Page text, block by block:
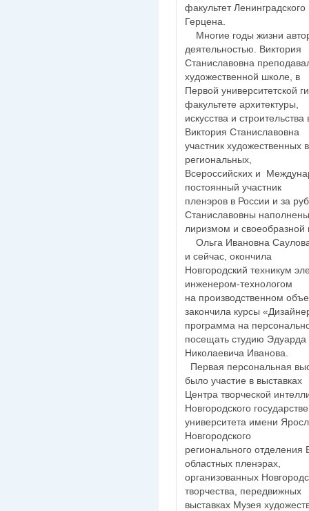
факультет
Герцена.
Многие годы жизни
деятельностью. Виктория
Станиславовна
художественной школе, в
Первой университетской
факультете архитектуры,
искусства и
Виктория Станиславовна
участник художественных
региональных,
Всероссийских и
постоянный участник
пленэров в России и за
Станиславовны
лиризмом и своеобразной
Ольга Ивановна
и сейчас, окончила
Новгородский техникум
инженером-технологом
на производственном
закончила курсы
программа на
посещать студию Эдуарда
Николаевича Иванова.
Первая персональная
было участие в выставках
Центра творческой
Новгородского
университета имени
Новгородского
регионального
областных пленэрах,
организованных
творчества, передвижных
выставках Музея